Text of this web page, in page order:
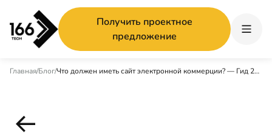
Получить проектное
предложение
Главная/Блог/ Что должен иметь сайт электронной коммерции? — Гид 2026